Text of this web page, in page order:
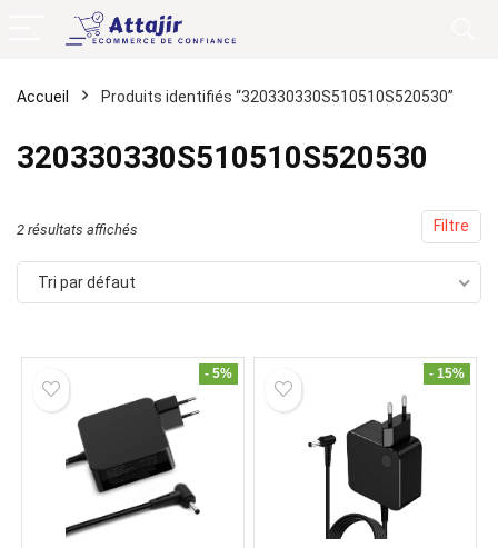
Accueil Produits identifiés “320330330S510510S520530”
320330330S510510S520530
Filtre
2 résultats affichés
Tri par défaut
- 5% - 15%